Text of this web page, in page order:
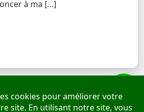
à ma […]